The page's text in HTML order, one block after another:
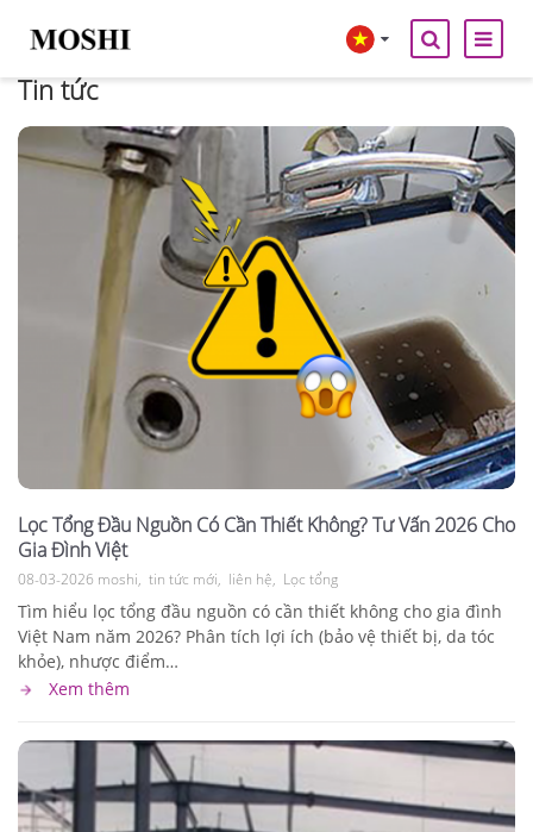
Tin tức
Lọc Tổng Đầu Nguồn Có Cần Thiết Không? Tư Vấn 2026 Cho
Gia Đình Việt
08-03-2026 moshi tin tức mới liên hệ Lọc tổng
Tìm hiểu lọc tổng đầu nguồn có cần thiết không cho gia đình
Việt Nam năm 2026? Phân tích lợi ích (bảo vệ thiết bị, da tóc
khỏe), nhược điểm…
Xem thêm